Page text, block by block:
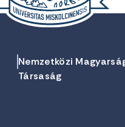
Nemzetközi
Társaság